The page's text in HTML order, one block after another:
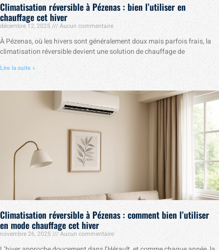
Climatisation réversible à Pézenas : bien l’utiliser en
chauffage cet hiver
décembre 12, 2025 Aucun commentaire
À Pézenas, où les hivers sont généralement doux mais parfois frais, la
climatisation réversible devient une solution de chauffage de
Lire la suite »
Climatisation réversible à Pézenas : comment bien l’utiliser
en mode chauffage cet hiver
novembre 26, 2025 Aucun commentaire